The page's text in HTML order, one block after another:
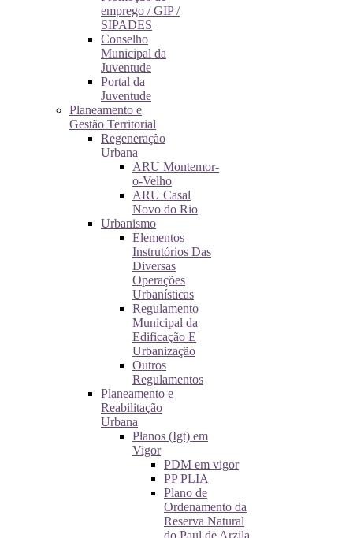
emprego / GIP /
SIPADES
Conselho
Municipal da
Juventude
Portal da
Juventude
Planeamento e
Gestão Territorial
Regeneração
Urbana
ARU Montemor-
o-Velho
ARU Casal
Novo do Rio
Urbanismo
Elementos
Instrutórios Das
Diversas
Operações
Urbanísticas
Regulamento
Municipal da
Edificação E
Urbanização
Outros
Regulamentos
Planeamento e
Reabilitação
Urbana
Planos (Igt) em
Vigor
PDM em vigor
PP PLIA
Plano de
Ordenamento da
Reserva Natural
do Paul de Arzila